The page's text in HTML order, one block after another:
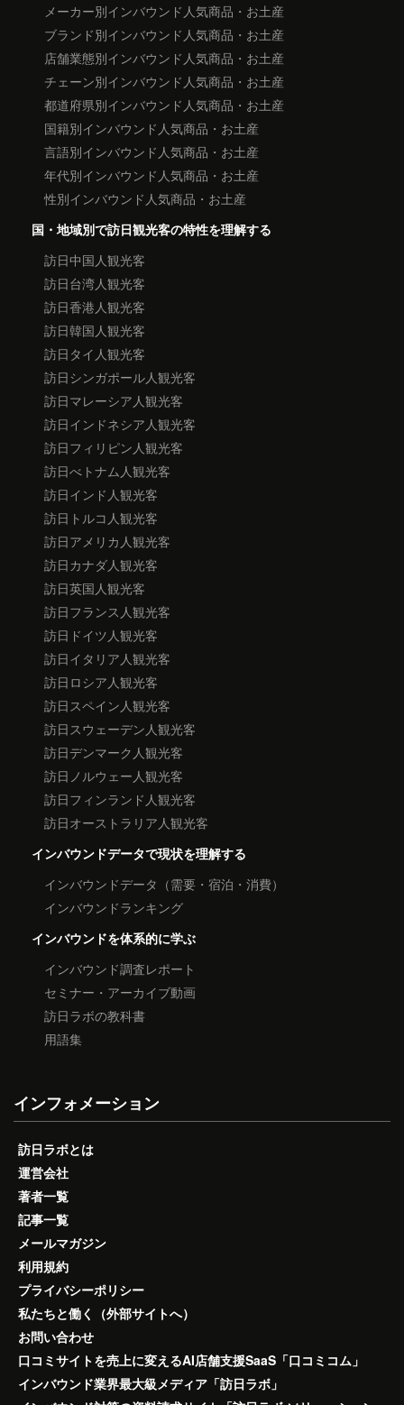
メーカー別インバウンド人気商品・お土産
ブランド別インバウンド人気商品・お土産
店舗業態別インバウンド人気商品・お土産
チェーン別インバウンド人気商品・お土産
都道府県別インバウンド人気商品・お土産
国籍別インバウンド人気商品・お土産
言語別インバウンド人気商品・お土産
年代別インバウンド人気商品・お土産
性別インバウンド人気商品・お土産
国・地域別で訪日観光客の特性を理解する
訪日中国人観光客
訪日台湾人観光客
訪日香港人観光客
訪日韓国人観光客
訪日タイ人観光客
訪日シンガポール人観光客
訪日マレーシア人観光客
訪日インドネシア人観光客
訪日フィリピン人観光客
訪日べトナム人観光客
訪日インド人観光客
訪日トルコ人観光客
訪日アメリカ人観光客
訪日カナダ人観光客
訪日英国人観光客
訪日フランス人観光客
訪日ドイツ人観光客
訪日イタリア人観光客
訪日ロシア人観光客
訪日スペイン人観光客
訪日スウェーデン人観光客
訪日デンマーク人観光客
訪日ノルウェー人観光客
訪日フィンランド人観光客
訪日オーストラリア人観光客
インバウンドデータで現状を理解する
インバウンドデータ（需要・宿泊・消費）
インバウンドランキング
インバウンドを体系的に学ぶ
インバウンド調査レポート
セミナー・アーカイブ動画
訪日ラボの教科書
用語集
インフォメーション
訪日ラボとは
運営会社
著者一覧
記事一覧
メールマガジン
利用規約
プライバシーポリシー
私たちと働く（外部サイトへ）
お問い合わせ
口コミサイトを売上に変えるAI店舗支援SaaS「口コミコム」
インバウンド業界最大級メディア「訪日ラボ」